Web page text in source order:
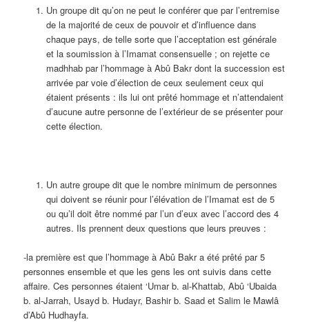
Un groupe dit qu’on ne peut le conférer que par l’entremise
de la majorité de ceux de pouvoir et d’influence dans
chaque pays, de telle sorte que l’acceptation est générale
et la soumission à l’Imamat consensuelle ; on rejette ce
madhhab par l’hommage à Abû Bakr dont la succession est
arrivée par voie d’élection de ceux seulement ceux qui
étaient présents : ils lui ont prêté hommage et n’attendaient
d’aucune autre personne de l’extérieur de se présenter pour
cette élection.
Un autre groupe dit que le nombre minimum de personnes
qui doivent se réunir pour l’élévation de l’Imamat est de 5
ou qu’il doit être nommé par l’un d’eux avec l’accord des 4
autres. Ils prennent deux questions que leurs preuves :
-la première est que l’hommage à Abû Bakr a été prêté par 5
personnes ensemble et que les gens les ont suivis dans cette
affaire. Ces personnes étaient ‘Umar b. al-Khattab, Abû ‘Ubaida
b. al-Jarrah, Usayd b. Hudayr, Bashir b. Saad et Salim le Mawlâ
d’Abû Hudhayfa.